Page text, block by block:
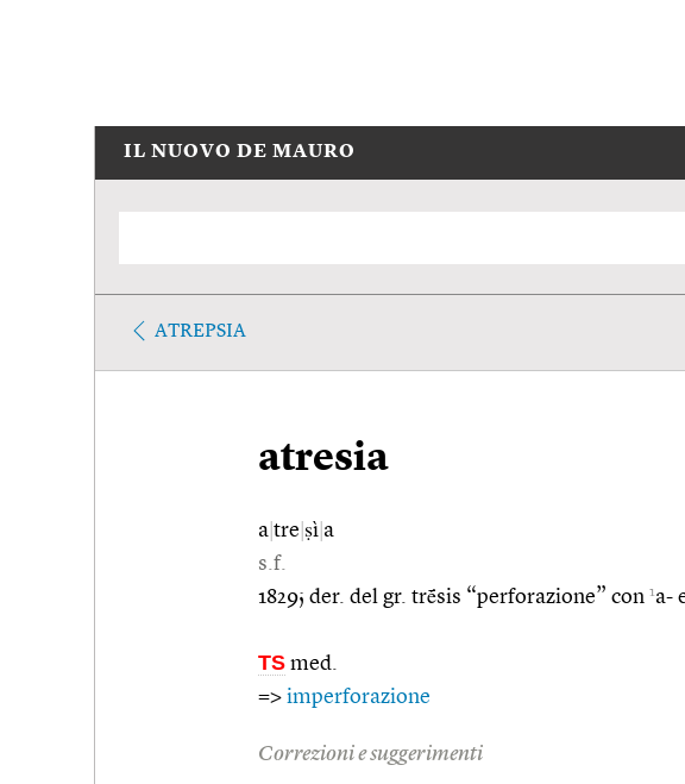
IL NUOVO DE MAURO
ATREPSIA
atresia
a tre ṣì a
s.f.
1829; der. del gr. trḗsis “perforazione” con 1a-
TS med.
=> imperforazione
Correzioni e suggerimenti